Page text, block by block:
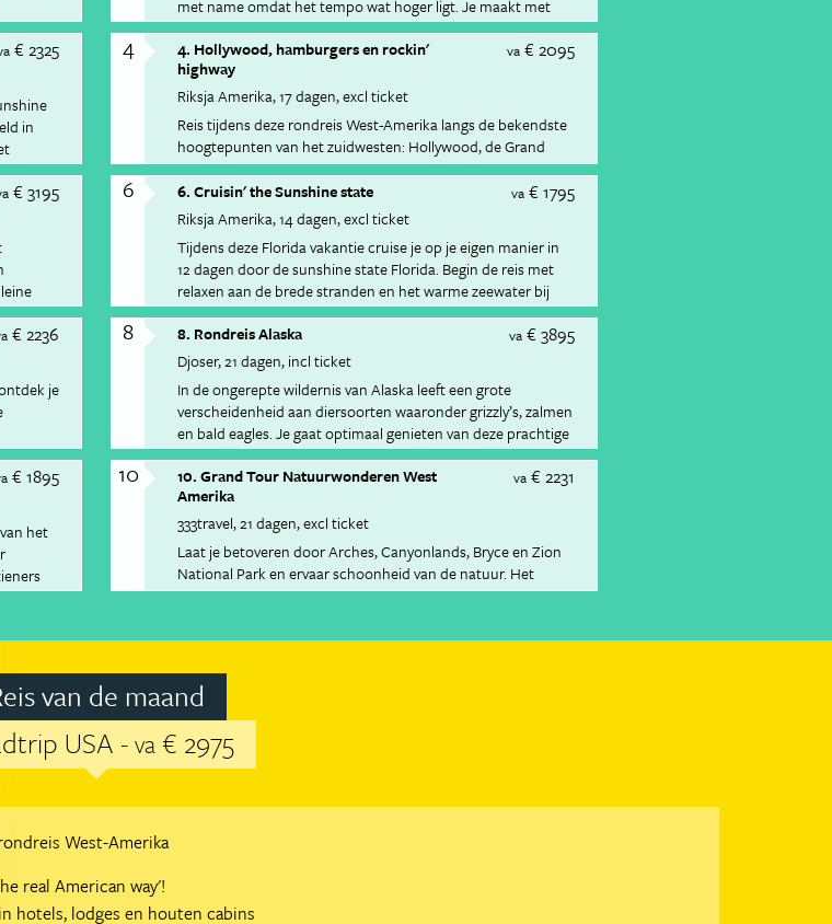
met name omdat het tempo wat hoger ligt. Je maakt met
een gids een interactieve speurtocht door San Francisco. Via
de bergmeren van Yosemite reis je door richting het
binnenland. Je bezoekt gltter & glamour stad Las Vegas, fietst
tussen rode rotsen in Zion en je ziet het natuurwonder
Grand Canyon. Via Route 66 rij je naar de Baywatch-stranden
van Los Angeles.
€ 2325
in
4 va € 2095
4. Hollywood, hamburgers en rockin'
highway
Riksja Amerika 17 dagen excl ticket
Reis tijdens deze rondreis West-Amerika langs de bekendste
hoogtepunten van het zuidwesten: Hollywood, de Grand
Canyon, Las Vegas en de Golden Gate bridge.
€ 3195 6 va € 1795
6. Cruisin' the Sunshine state
Riksja Amerika 14 dagen excl ticket
Tijdens deze Florida vakantie cruise je op je eigen manier in
12 dagen door de sunshine state Florida. Begin de reis met
relaxen aan de brede stranden en het warme zeewater bij
Miami Beach.
€ 2236
je
8 va € 3895
8. Rondreis Alaska
Djoser 21 dagen incl ticket
In de ongerepte wildernis van Alaska leeft een grote
verscheidenheid aan diersoorten waaronder grizzly’s, zalmen
en bald eagles. Je gaat optimaal genieten van deze prachtige
wildernis.
€ 1895
het
als
10 va € 2231
10. Grand Tour Natuurwonderen West
Amerika
333travel 21 dagen excl ticket
Laat je betoveren door Arches, Canyonlands, Bryce en Zion
National Park en ervaar schoonheid van de natuur. Het
contrast is groot als je wordt omringd door de glitter &
van de maand
USA -va € 2975
West-Amerika
real American way'!
hotels, lodges en houten cabins